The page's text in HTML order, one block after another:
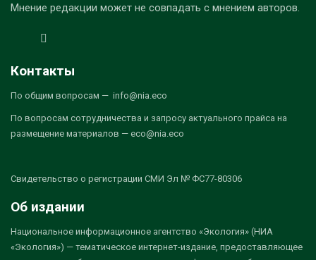
Мнение редакции может не совпадать с мнением авторов.
Контакты
По общим вопросам — info@nia.eco
По вопросам сотрудничества и запросу актуального прайса на
размещение материалов — eco@nia.eco
Свидетельство о регистрации СМИ Эл № ФС77-80306
Об издании
Национальное информационное агентство «Экология» (НИА
«Экология») — тематическое интернет-издание, предоставляющее